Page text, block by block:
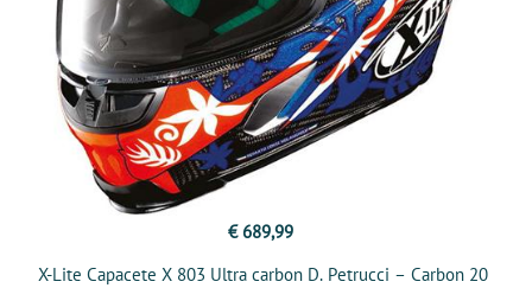
€ 689,99
X-Lite Capacete X 803 Ultra carbon D. Petrucci – Carbon 20